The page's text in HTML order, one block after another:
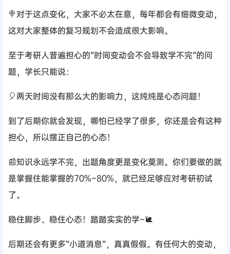
🍭对于这点变化，大家不必太在意，每年都会有细微变动，
这对大家整体的复习规划不会造成很大影响。
至于考研人普遍担心的“时间变动会不会导致学不完”的问
题，学长只能说：
🎈两天时间没有那么大的影响力，这纯纯是心态问题！
到了后期你就会发现，哪怕已经学了很多，你还是会有这种
担心，所以摆正自己的心态！
📰知识永远学不完，出题角度更是变化莫测。你们要做的就
是掌握住能掌握的70%~80%，就已经足够应对考研初试
了。
稳住脚步、稳住心态！踏踏实实的学~🐌
后期还会有更多“小道消息”，真真假假。有任何大的变动，